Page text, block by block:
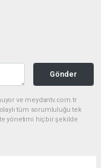
Gönder
ve meydantv.com.tr
tüm sorumluluğu tek
yönetimi hiçbir şekilde